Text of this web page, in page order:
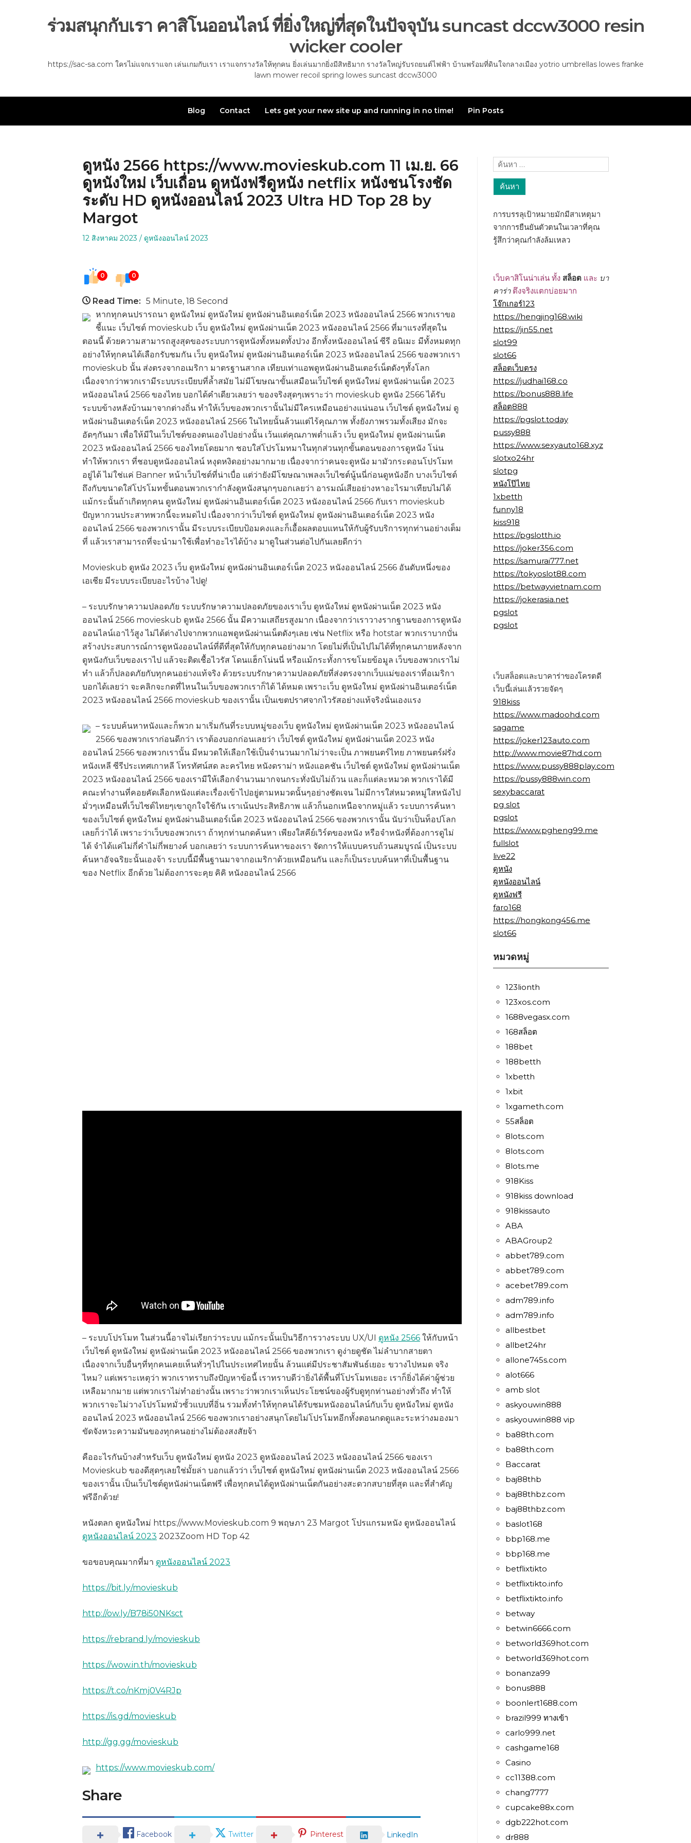
ร่วมสนุกกับเรา คาสิโนออนไลน์ ที่ยิ่งใหญ่ที่สุดในปัจจุบัน suncast dccw3000 resin
wicker cooler
https://sac-sa.com ใครไม่แจกเราแจก เล่นเกมกับเรา เราแจกรางวัลให้ทุกคน ยิ่งเล่นมากยิ่งมีสิทธิมาก รางวัลใหญ่รับรถยนต์ไฟฟ้า บ้านพร้อมที่ดินใจกลางเมือง yotrio umbrellas lowes franke
lawn mower recoil spring lowes suncast dccw3000
Blog Contact Lets get your new site up and running in no time! Pin Posts
ดูหนัง 2566 https://www.movieskub.com 11 เม.ย. 66
ดูหนังใหม่ เว็บเถื่อน ดูหนังฟรีดูหนัง netflix หนังชนโรงชัด
ระดับ HD ดูหนังออนไลน์ 2023 Ultra HD Top 28 by
Margot
Posted
12 สิงหาคม 2023
Posted
ดูหนังออนไลน์ 2023
0 0
Read Time: 5 Minute, 18 Second
หากทุกคนปรารถนา ดูหนังใหม่ ดูหนังใหม่ ดูหนังผ่านอินเตอร์เน็ต 2023 หนังออนไลน์ 2566 พวกเราขอ
ชี้แนะ เว็บไซต์ movieskub เว็บ ดูหนังใหม่ ดูหนังผ่านเน็ต 2023 หนังออนไลน์ 2566 ที่มาแรงที่สุดใน
ตอนนี้ ด้วยความสามารถสูงสุดของระบบการดูหนังทั้งหมดทั้งปวง อีกทั้งหนังออนไลน์ ซีรี อนิเมะ มีทั้งหมดทุก
อย่างให้ทุกคนได้เลือกรับชมกัน เว็บ ดูหนังใหม่ ดูหนังผ่านอินเตอร์เน็ต 2023 หนังออนไลน์ 2566 ของพวกเรา
movieskub นั้น ส่งตรงจากอเมริกา มาตรฐานสากล เทียบเท่าแอพดูหนังผ่านอินเตอร์เน็ตดังๆทั้งโลก
เนื่องจากว่าพวกเรามีระบบระเบียบที่ล้ำสมัย ไม่มีโฆษณาขั้นเสมือนเว็บไซต์ ดูหนังใหม่ ดูหนังผ่านเน็ต 2023
หนังออนไลน์ 2566 ของไทย บอกได้คำเดียวเลยว่า ของจริงสุดๆเพราะว่า movieskub ดูหนัง 2566 ได้รับ
ระบบข้างหลังบ้านมาจากต่างถิ่น ทำให้เว็บของพวกเรานั้นไม่มีใครเหมือนอย่างแน่นอน เว็บไซต์ ดูหนังใหม่ ดู
หนังผ่านอินเตอร์เน็ต 2023 หนังออนไลน์ 2566 ในไทยนั้นล้วนแต่ไร้คุณภาพ ทั้งยังภาพรวมทั้งเสียง มักจะ
อัดๆกันมา เพื่อให้มีในเว็บไซต์ของตนเองไปอย่างนั้น เว้นแต่คุณภาพต่ำแล้ว เว็บ ดูหนังใหม่ ดูหนังผ่านเน็ต
2023 หนังออนไลน์ 2566 ของไทยโดยมาก ชอบใส่โปรโมทมาในทุกส่วนทุกขั้นตอนของการดูหนัง โน่น
ทำให้พวกเรา ที่ชอบดูหนังออนไลน์ หงุดหงิดอย่างมากมาย เนื่องจากว่าคนจะดูหนัง มามัวกระดอนโปรโมท
อยู่ได้ ไม่ใช่แค่ Banner หน้าเว็บไซต์ที่น่าเบื่อ แต่ว่ายังมีโฆษณาเพลงเว็บไซต์นู้นนี่ก่อนดูหนังอีก บางเว็บไซต์
ถึงกับขนาดใส่โปรโมทขั้นตอนพวกเรากำลังดูหนังสนุกๆบอกเลยว่า อารมณ์เสียอย่างหาอะไรมาเทียบไม่ได้
แม้กระนั้นถ้าเกิดทุกคน ดูหนังใหม่ ดูหนังผ่านอินเตอร์เน็ต 2023 หนังออนไลน์ 2566 กับเรา movieskub
ปัญหากวนประสาทพวกนี้จะหมดไป เนื่องจากว่าเว็บไซต์ ดูหนังใหม่ ดูหนังผ่านอินเตอร์เน็ต 2023 หนัง
ออนไลน์ 2566 ของพวกเรานั้น มีระบบระเบียบป้อมคงและก็เอื้อผลตอบแทนให้กับผู้รับบริการทุกท่านอย่างเต็ม
ที่ แล้วเราสามารถที่จะนำมาใช้เพื่อทำอะไรได้บ้าง มาดูในส่วนต่อไปกันเลยดีกว่า
Movieskub ดูหนัง 2023 เว็บ ดูหนังใหม่ ดูหนังผ่านอินเตอร์เน็ต 2023 หนังออนไลน์ 2566 อันดับหนึ่งของ
เอเชีย มีระบบระเบียบอะไรบ้าง ไปดู!
– ระบบรักษาความปลอดภัย ระบบรักษาความปลอดภัยของเราเว็บ ดูหนังใหม่ ดูหนังผ่านเน็ต 2023 หนัง
ออนไลน์ 2566 movieskub ดูหนัง 2566 นั้น มีความเสถียรสูงมาก เนื่องจากว่าเราวางรากฐานของการดูหนัง
ออนไลน์เอาไว้สูง ไม่ได้ต่างไปจากพวกแอพดูหนังผ่านเน็ตดังๆเลย เช่น Netflix หรือ hotstar พวกเราบากบั่น
สร้างประสบการณ์การดูหนังออนไลน์ที่ดีที่สุดให้กับทุกคนอย่างมาก โดยไม่ที่เป็นไปไม่ได้ที่ทุกคนภายหลังจาก
ดูหนังกับเว็บของเราไป แล้วจะติดเชื้อไวรัส โดนแฮ็กโน่นนี่ หรือแม้กระทั้งการขโมยข้อมูล เว็บของพวกเราไม่
ทำ แล้วก็ปลอดภัยกับทุกคนอย่างแท้จริง ด้วยระบบรักษาความปลอดภัยที่ส่งตรงจากเว็บแม่ของเราที่อเมริกา
บอกได้เลยว่า จะคลิกจะกดที่ไหนในเว็บของพวกเราก็ได้ ได้หมด เพราะเว็บ ดูหนังใหม่ ดูหนังผ่านอินเตอร์เน็ต
2023 หนังออนไลน์ 2566 movieskub ของเรานั้น เป็นเขตปราศจากไวรัสอย่างแท้จริงนั่นเองแรง
– ระบบค้นหาหนังและก็พวก มาเริ่มกันที่ระบบหมู่ของเว็บ ดูหนังใหม่ ดูหนังผ่านเน็ต 2023 หนังออนไลน์
2566 ของพวกเราก่อนดีกว่า เราต้องบอกก่อนเลยว่า เว็บไซต์ ดูหนังใหม่ ดูหนังผ่านเน็ต 2023 หนัง
ออนไลน์ 2566 ของพวกเรานั้น มีหมวดให้เลือกใช้เป็นจำนวนมากไม่ว่าจะเป็น ภาพยนตร์ไทย ภาพยนตร์ฝรั่ง
หนังเหลี ซีรีประเทศเกาหลี โทรทัศน์สด ละครไทย หนังดราม่า หนังแอคชัน เว็บไซต์ ดูหนังใหม่ ดูหนังผ่านเน็ต
2023 หนังออนไลน์ 2566 ของเรามีให้เลือกจำนวนมากจนกระทั่งนับไม่ถ้วน และก็แต่ละหมวด พวกเราได้มี
คณะทำงานที่คอยคัดเลือกหนังแต่ละเรื่องเข้าไปอยู่ตามหมวดนั้นๆอย่างชัดเจน ไม่มีการใส่หมวดหมู่ใสหนังไป
มั่วๆเหมือนที่เว็บไซต์ไทยๆเขาถูกใจใช้กัน เราเน้นประสิทธิภาพ แล้วก็นอกเหนือจากหมู่แล้ว ระบบการค้นหา
ของเว็บไซต์ ดูหนังใหม่ ดูหนังผ่านอินเตอร์เน็ต 2023 หนังออนไลน์ 2566 ของพวกเรานั้น นับว่าเป็นท็อปโลก
เลยก็ว่าได้ เพราะว่าเว็บของพวกเรา ถ้าทุกท่านกดค้นหา เพียงใสคีย์เวิร์ดของหนัง หรือจำหนังที่ต้องการดูไม่
ได้ จำได้แค่ไม่กี่คำไม่กี่พยางค์ บอกเลยว่า ระบบการค้นหาของเรา จัดการให้แบบครบถ้วนสมบูรณ์ เป็นระบบ
ค้นหาอัจฉริยะนั้นเองจ้า ระบบนี้มีพื้นฐานมาจากอเมริกาด้วยเหมือนกัน และก็เป็นระบบค้นหาที่เป็นพื้นฐาน
ของ Netflix อีกด้วย ไม่ต้องการจะคุย คิคิ หนังออนไลน์ 2566
– ระบบโปรโมท ในส่วนนี้อาจไม่เรียกว่าระบบ แม้กระนั้นเป็นวิธีการวางระบบ UX/UI ดูหนัง 2566 ให้กับหน้า
เว็บไซต์ ดูหนังใหม่ ดูหนังผ่านเน็ต 2023 หนังออนไลน์ 2566 ของพวกเรา ดูง่ายดูชัด ไม่ลำบากสายตา
เนื่องจากเว็บอื่นๆที่ทุกคนเคยเห็นทั่วๆไปในประเทศไทยนั้น ล้วนแต่มีประชาสัมพันธ์เยอะ ขวางไปหมด จริง
ไหม? แต่เพราะเหตุว่า พวกเราทราบถึงปัญหาข้อนี้ เราทราบดีว่ายิ่งได้พื้นที่โปรโมทเยอะ เราก็ยิ่งได้ค่าผู้ช่วย
เหลือมากมาย แต่พวกเราไม่ทำอย่างนั้น เพราะว่าพวกเราเห็นประโยชน์ของผู้รับดูทุกท่านอย่างทั่วถึง ทำให้
พวกเราจะไม่วางโปรโมทมั่วซั้วแบบที่อิ่น รวมทั้งทำให้ทุกคนได้รับชมหนังออนไลน์กับเว็บ ดูหนังใหม่ ดูหนัง
ออนไลน์ 2023 หนังออนไลน์ 2566 ของพวกเราอย่างสนุกโดยไม่โปรโมทอีกทั้งตอนกดดูและระหว่างมองมา
ขัดจังหวะความมันของทุกคนอย่างไม่ต้องสงสัยจ้า
คืออะไรกันบ้างสำหรับเว็บ ดูหนังใหม่ ดูหนัง 2023 ดูหนังออนไลน์ 2023 หนังออนไลน์ 2566 ของเรา
Movieskub ของดีสุดๆเลยใช่มั้ยล่า บอกแล้วว่า เว็บไซต์ ดูหนังใหม่ ดูหนังผ่านเน็ต 2023 หนังออนไลน์ 2566
ของเรานั้น เป็นเว็บไซต์ดูหนังผ่านเน็ตฟรี เพื่อทุกคนได้ดูหนังผ่านเน็ตกันอย่างสะดวกสบายที่สุด และที่สำคัญ
ฟรีอีกด้วย!
หนังตลก ดูหนังใหม่ https://www.Movieskub.com 9 พฤษภา 23 Margot โปรแกรมหนัง ดูหนังออนไลน์
ดูหนังออนไลน์ 2023 2023Zoom HD Top 42
ขอขอบคุณมากที่มา ดูหนังออนไลน์ 2023
https://bit.ly/movieskub
http://ow.ly/B78i50NKsct
https://rebrand.ly/movieskub
https://wow.in.th/movieskub
https://t.co/nKmj0V4RJp
https://is.gd/movieskub
http://gg.gg/movieskub
https://www.movieskub.com/
Share
Facebook Twitter Pinterest LinkedIn
ค้นหา
การบรรลุเป้าหมายมักมีสาเหตุมา
จากการยืนยันตัวตนในเวลาที่คุณ
รู้สึกว่าคุณกำลังล้มเหลว
เว็บคาสิโนน่าเล่น ทั้ง สล็อต และ บา
คาร่าตึงจริงแตกบ่อยมาก
โจ๊กเกอร์123
https://hengjing168.wiki
https://jin55.net
slot99
slot66
สล็อตเว็บตรง
https://judhai168.co
https://bonus888.life
สล็อต888
https://pgslot.today
pussy888
https://www.sexyauto168.xyz
slotxo24hr
slotpg
หนังโป๊ไทย
1xbetth
funny18
kiss918
https://pgslotth.io
https://joker356.com
https://samurai777.net
https://tokyoslot88.com
https://betwayvietnam.com
https://jokerasia.net
pgslot
pgslot
เว็บสล็อตและบาคาร่าของโครตดี
เว็บนี้เล่นแล้วรวยจัดๆ
918kiss
https://www.madoohd.com
sagame
https://joker123auto.com
http://www.movie87hd.com
https://www.pussy888play.com
https://pussy888win.com
sexybaccarat
pg slot
pgslot
https://www.pgheng99.me
fullslot
live22
ดูหนัง
ดูหนังออนไลน์
ดูหนังฟรี
faro168
https://hongkong456.me
slot66
หมวดหมู่
123lionth
123xos.com
1688vegasx.com
168สล็อต
188bet
188betth
1xbetth
1xbit
1xgameth.com
55สล็อต
8lots.com
8lots.com
8lots.me
918Kiss
918kiss download
918kissauto
ABA
ABAGroup2
abbet789.com
abbet789.com
acebet789.com
adm789.info
adm789.info
allbestbet
allbet24hr
allone745s.com
alot666
amb slot
askyouwin888
askyouwin888 vip
ba88th.com
ba88th.com
Baccarat
baj88thb
baj88thbz.com
baj88thbz.com
baslot168
bbp168.me
bbp168.me
betflixtikto
betflixtikto.info
betflixtikto.info
betway
betwin6666.com
betworld369hot.com
betworld369hot.com
bonanza99
bonus888
boonlert1688.com
brazil999 ทางเข้า
carlo999.net
cashgame168
Casino
cc11388.com
chang7777
cupcake88x.com
dgb222hot.com
dr888